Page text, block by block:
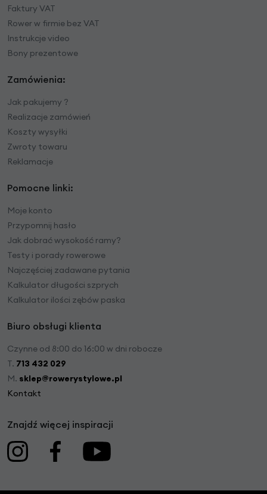
Faktury VAT
Rower w firmie bez VAT
Instrukcje video
Bony prezentowe
Zamówienia:
Jak pakujemy ?
Realizacje zamówień
Koszty wysyłki
Zwroty towaru
Reklamacje
Pomocne linki:
Moje konto
Przypomnij hasło
Jak dobrać wysokość ramy?
Testy i porady rowerowe
Najczęściej zadawane pytania
Kalkulator długości szprych
Kalkulator ilości zębów paska
Biuro obsługi klienta
Czynne od 8:00 do 16:00 w dni robocze
T. 713 432 029
M. sklep@rowerystylowe.pl
Kontakt
Znajdź więcej inspiracji